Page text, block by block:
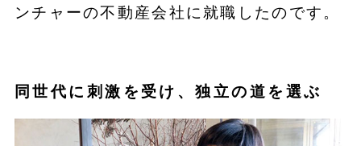
ンチャーの不動産会社に就職したのです。
同世代に刺激を受け、独立の道を選ぶ